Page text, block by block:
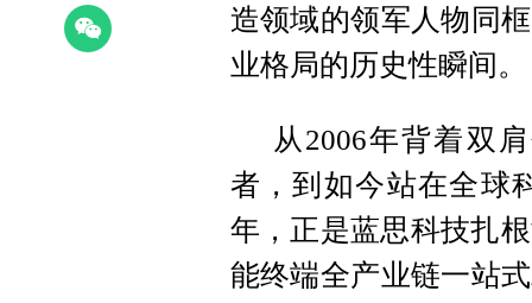
造领域的领军人物同
业格局的历史性瞬间。
从2006年背着双
者，到如今站在全球
年，正是蓝思科技扎
能终端全产业链一站